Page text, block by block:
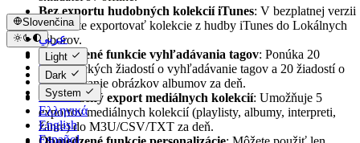
Slovenčina
عربي
Català
Čeština
Dansk
Deutsch
Ελληνικά
English
Español
Light
Dark
System
Bez exportu hudobných kolekcií iTunes: V bezplatnej verzii
nemôžete exportovať kolekcie z hudby iTunes do Lokálnych
súborov.
Obmedzené funkcie vyhľadávania tagov: Ponúka 20
automatických žiadostí o vyhľadávanie tagov a 20 žiadostí o
vyhľadávanie obrázkov albumov za deň.
Obmedzený export mediálnych kolekcií: Umožňuje 5
exportov mediálnych kolekcií (playlisty, albumy, interpreti,
žánre) do M3U/CSV/TXT za deň.